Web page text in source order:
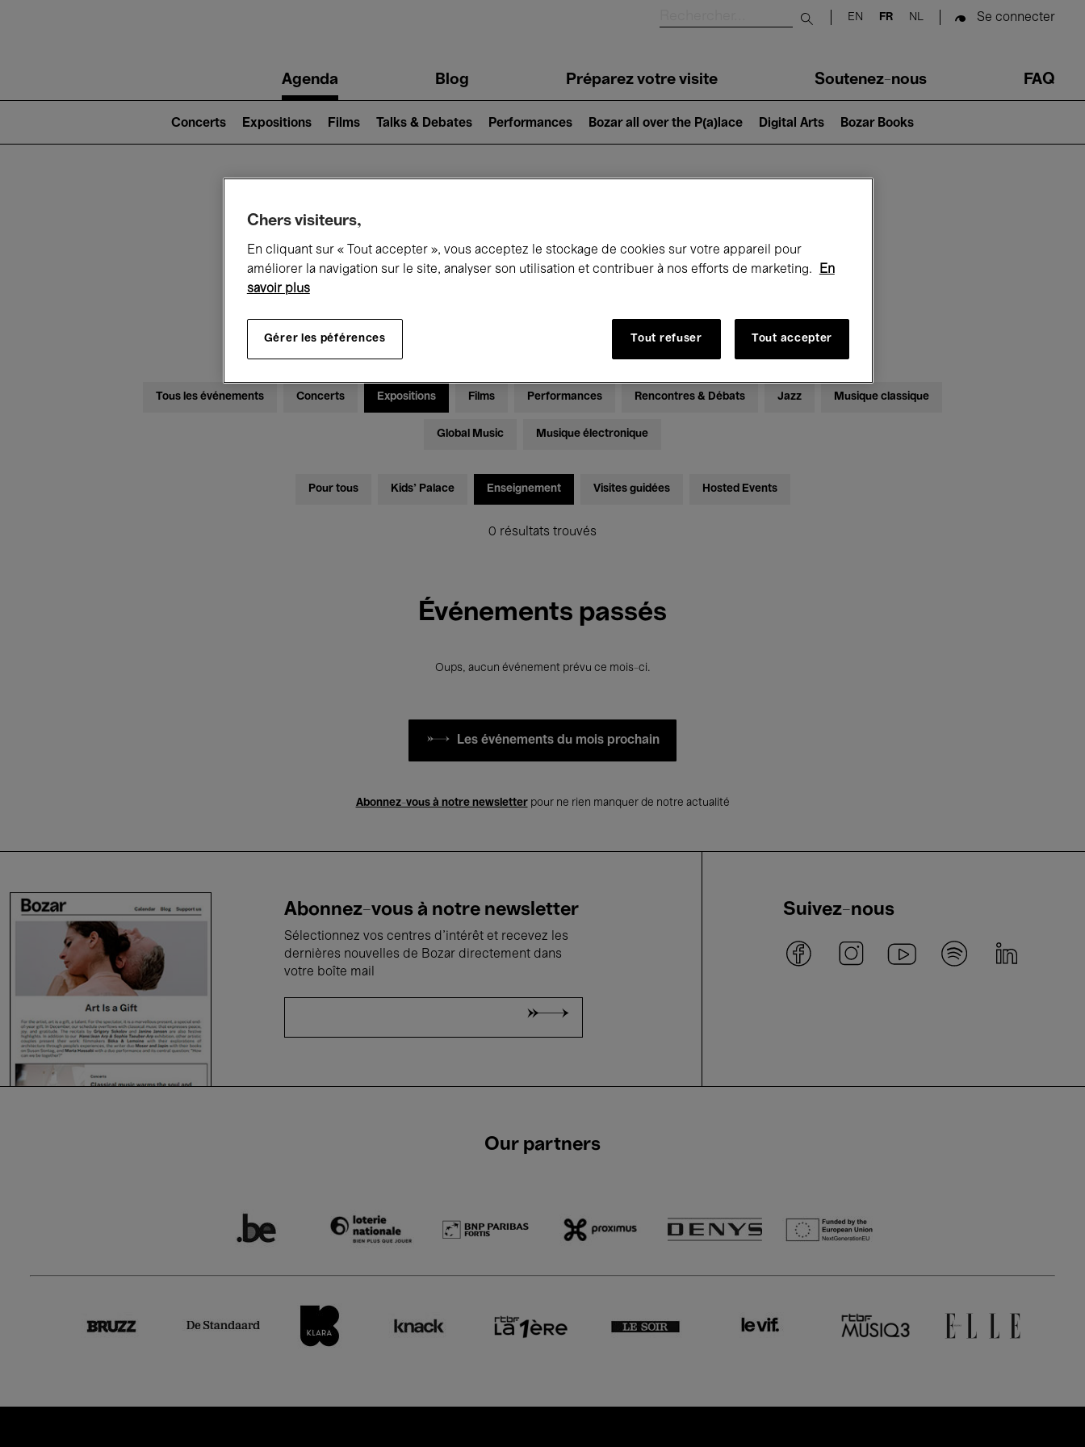
Submit search
EN FR NL Se connecter
navigationAgenda Blog Préparez votre visite Soutenez-nous FAQ
2)
Concerts Expositions Films Talks & Debates Performances Bozar all over the P(a)lace Digital Arts Bozar Books
Ce qui se passe à Bozar
Tous les événements Concerts Expositions Films Performances Rencontres & Débats Jazz Musique classique
Global Music Musique électronique
Pour tous Kids’ Palace Enseignement Visites guidées Hosted Events
0 résultats trouvés
Événements passés
Oups, aucun événement prévu ce mois-ci.
Les événements du mois prochain
Abonnez-vous à notre newsletterpour ne rien manquer de notre actualité
Abonnez-vous à notre newsletter
Sélectionnez vos centres d'intérêt et recevez les
dernières nouvelles de Bozar directement dans
votre boîte mail
Suivez-nous
Our partners
Chers visiteurs,
En cliquant sur « Tout accepter », vous acceptez le stockage de cookies sur votre appareil pour
améliorer la navigation sur le site, analyser son utilisation et contribuer à nos efforts de marketing.
En
savoir plus
Gérer les péférences Tout refuser Tout accepter